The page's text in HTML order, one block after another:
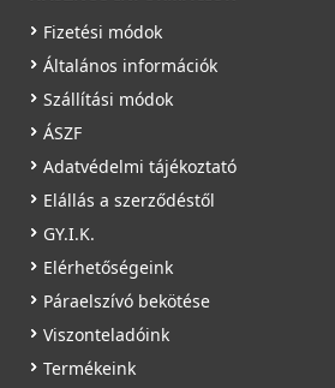
Fizetési módok
Általános információk
Szállítási módok
ÁSZF
Adatvédelmi tájékoztató
Elállás a szerződéstől
GY.I.K.
Elérhetőségeink
Páraelszívó bekötése
Viszonteladóink
Termékeink